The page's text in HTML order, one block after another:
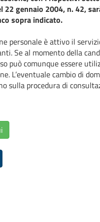
gennaio 2004, n. 42,
sopra indicato.
personale è attivo il
Se al momento della
può comunque essere
L’eventuale cambio di
sulla procedura di